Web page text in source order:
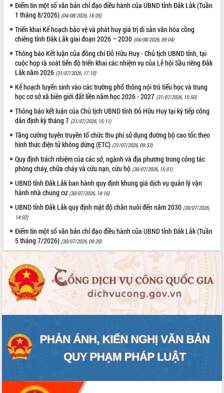
Hôm nay: 14818
65990960
Điểm tin một số văn bản chỉ đạo điều hành của UBND tỉnh Đắk Lắk (Tuần
1 tháng 8/2026) (04/08/2026, 16:05)
Triển khai Kế hoạch bảo vệ và phát huy giá trị di sản văn hóa cồng
chiêng tỉnh Đắk Lắk giai đoạn 2026 – 2030 (04/08/2026, 09:04)
Thông báo Kết luận của đồng chí Đỗ Hữu Huy - Chủ tịch UBND tỉnh, tại
cuộc họp rà soát tiến độ triển khai các nhiệm vụ của Lễ hội Sầu riêng Đắk
Lắk năm 2026 (31/07/2026, 17:10)
Kế hoạch tuyển sinh vào các trường phổ thông nội trú tiểu học và trung
học cơ sở xã biên giới đất liền năm học 2026 - 2027 (31/07/2026, 15:50)
Thông báo kết luận của Chủ tịch UBND tỉnh Đỗ Hữu Huy tại kỳ tiếp công
dân định kỳ tháng 7 (31/07/2026, 15:11)
Tăng cường tuyên truyền tổ chức thu phí sử dụng đường bộ cao tốc theo
hình thức điện tử không dừng (ETC) (31/07/2026, 09:33)
Quy định trách nhiệm của các sở, ngành và địa phương trong công tác
phòng cháy, chữa cháy và cứu nạn, cứu hộ (30/07/2026, 15:01)
UBND tỉnh Đắk Lắk ban hành quy định khung giá dịch vụ quản lý vận
hành nhà chung cư (30/07/2026, 14:16)
UBND tỉnh Đắk Lắk quy định mật độ chăn nuôi đến năm 2030 (30/07/2026,
14:02)
Điểm tin một số văn bản chỉ đạo điều hành của UBND tỉnh Đắk Lắk (Tuần
5 tháng 7/2026) (30/07/2026, 09:20)